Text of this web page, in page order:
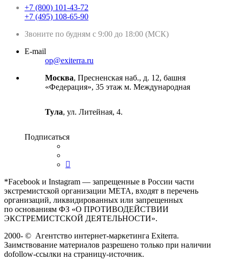
+7 (800) 101-43-72
+7 (495) 108-65-90
Звоните по будням с 9:00 до 18:00 (МСК)
E-mail
op@exiterra.ru
Москва, Пресненская наб., д. 12, башня
«Федерация», 35 этаж м. Международная
Тула, ул. Литейная, 4.
Подписаться
*Facebook и Instagram — запрещенные в России части
экстремистской организации META, входят в перечень
организаций, ликвидированных или запрещенных
по основаниям ФЗ «О ПРОТИВОДЕЙСТВИИ
ЭКСТРЕМИСТСКОЙ ДЕЯТЕЛЬНОСТИ».
2000- © Агентство интернет-маркетинга Exiterra.
Заимствование материалов разрешено только при наличии
dofollow-ссылки на страницу-источник.